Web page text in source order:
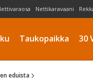
Nettikaravaani
Taukopaikka 30
eduista